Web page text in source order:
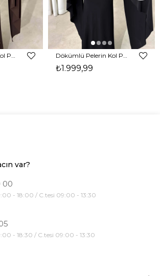
₺1.999,99
var?
00
- 18:00 / C.tesi 09:00 - 13:30
- 18:30 / C.tesi 09:00 - 13:30